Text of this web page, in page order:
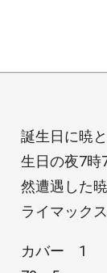
誕生日に暁
生日の夜7時
然遭遇した
ライマックス
カバー 1